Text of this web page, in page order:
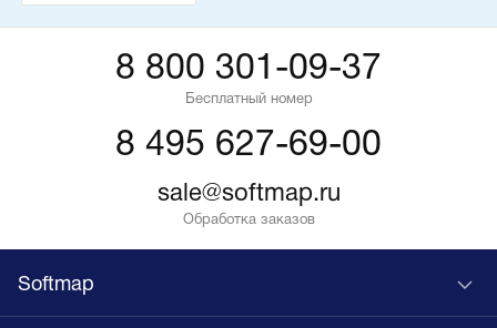
8 800 301-09-37
Бесплатный номер
8 495 627-69-00
sale@softmap.ru
Обработка заказов
Softmap